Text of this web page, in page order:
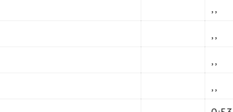
,,
,,
,,
,,